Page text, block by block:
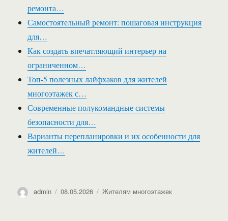
ремонта…
Самостоятельный ремонт: пошаговая инструкция
для…
Как создать впечатляющий интерьер на
ограниченном…
Топ-5 полезных лайфхаков для жителей
многоэтажек с…
Современные полукомандные системы
безопасности для…
Варианты перепланировки и их особенности для
жителей…
Автор
admin Опубликовано
08.05.2026 Рубрики
Жителям многоэтажек